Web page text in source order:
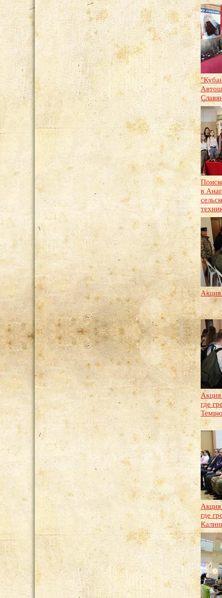
в
где
где